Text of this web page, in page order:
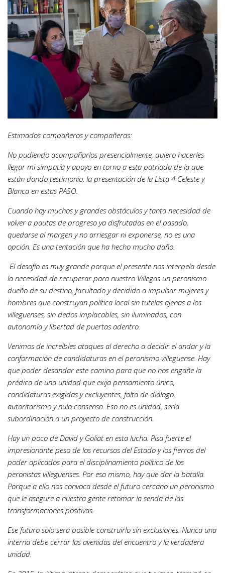
Estimados compañeros y compañeras:
No pudiendo acompañarlos presencialmente, quiero hacerles
llegar mi simpatía y apoyo en torno a esta patriada de la que
están dando testimonio: la presentación de la Lista 4 Celeste y
Blanca en estas PASO.
Cuando hay muchos y grandes obstáculos y tanta necesidad de
volver a pautas de progreso ya disfrutadas en el pasado,
quedarse al margen y no arriesgar ni exponerse, no es una
opción. Es una tentación que ha hecho mucho daño.
El desafío es muy grande porque el presente nos interpela desde
la necesidad de recuperar para nuestro Villegas un peronismo
dueño de su destino, facultado y decidido a impulsar mujeres y
hombres que construyan política local sin tutelas ajenas a los
villeguenses, sin dedos implacables, sin iluminados, con
autonomía y libertad de puertas adentro.
Venimos de increíbles ataques al derecho a decidir el andar y la
conformación de candidaturas en el peronismo villeguense. Hay
que poder desandar este camino para que no nos engañe la
prédica de una unidad que exija pensamiento único,
candidaturas exigidas y excluyentes, falta de diálogo,
autoritarismo y nulo consenso. Eso no es unidad, sería
subordinación a un proyecto de construcción.
Hay un poco de David y Goliat en esta lucha. Pisa fuerte el
impresionante peso de los recursos del Estado y los fierros del
poder aplicados para el disciplinamiento político de los
peronistas villeguenses. Por eso mismo, hay que dar la batalla.
Porque a ello nos convoca desde el futuro cercano un peronismo
que le asegure a nuestra gente retomar la senda de las
transformaciones positivas.
Ese futuro solo será posible construirlo sin exclusiones. Nunca una
interna debe cerrar las avenidas del encuentro y la verdadera
unidad.